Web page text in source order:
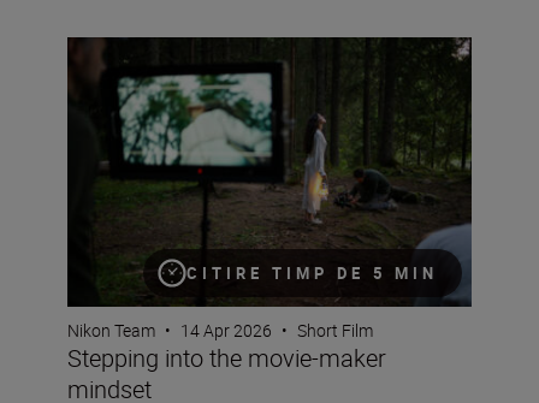
CITIRE TIMP DE 5 MIN
Stepping into the movie-maker mindset
Nikon Team • 14 Apr 2026 • Short Film
Stepping into the movie-maker
mindset